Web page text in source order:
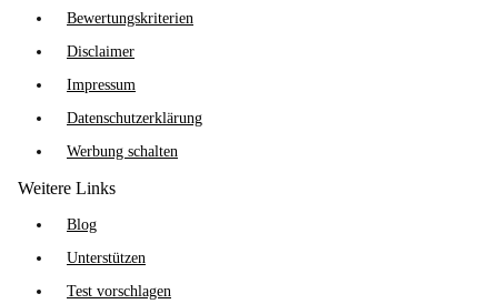
Bewertungskriterien
Disclaimer
Impressum
Datenschutzerklärung
Werbung schalten
Weitere Links
Blog
Unterstützen
Test vorschlagen